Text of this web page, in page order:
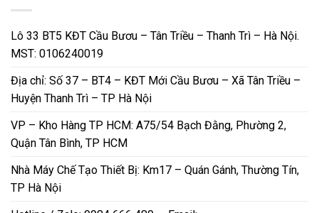
Lô 33 BT5 KĐT Cầu Bươu – Tân Triều – Thanh Trì – Hà Nội.
MST: 0106240019
Địa chỉ: Số 37 – BT4 – KĐT Mới Cầu Bươu – Xã Tân Triều –
Huyện Thanh Trì – TP Hà Nội
VP – Kho Hàng TP HCM: A75/54 Bạch Đằng, Phường 2,
Quận Tân Bình, TP HCM
Nhà Máy Chế Tạo Thiết Bị: Km17 – Quán Gánh, Thường Tín,
TP Hà Nội